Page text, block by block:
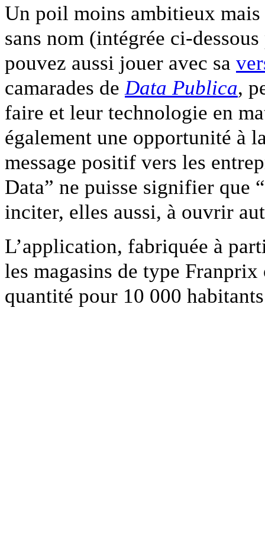
Un poil moins ambitieux
sans nom (intégrée ci-
pouvez aussi jouer avec sa
camarades de Data Publica,
faire et leur technologie en
également une opportunité à
message positif vers les
Data” ne puisse signifier que
inciter, elles aussi, à ouvrir
L’application, fabriquée à
les magasins de type
quantité pour 10 000